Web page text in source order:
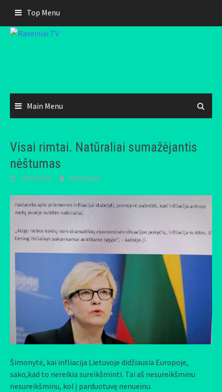
content
Top Menu
Main Menu
Visai rimtai. Natūraliai sumažėjantis
nėštumas
2022-04-16 Mindaugas
Šimonytė, kai infliacija Lietuvoje didžiausia Europoje,
sako,kad to nereikia sureikšminti. Tai aš nesureikšminu
nesureikšminu, kol į parduotuvę nenueinu.